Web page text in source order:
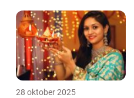
28 oktober 2025